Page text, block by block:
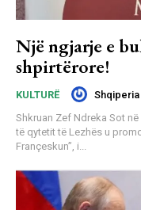
Një ngjarje e
shpirtërore!
KULTURË Shqiperia
Shkruan Zef Ndreka Sot në një nga sallat e bibliotekës "Gjergj Fishta"
të qytetit të Lezhës u
Françeskun”, i...